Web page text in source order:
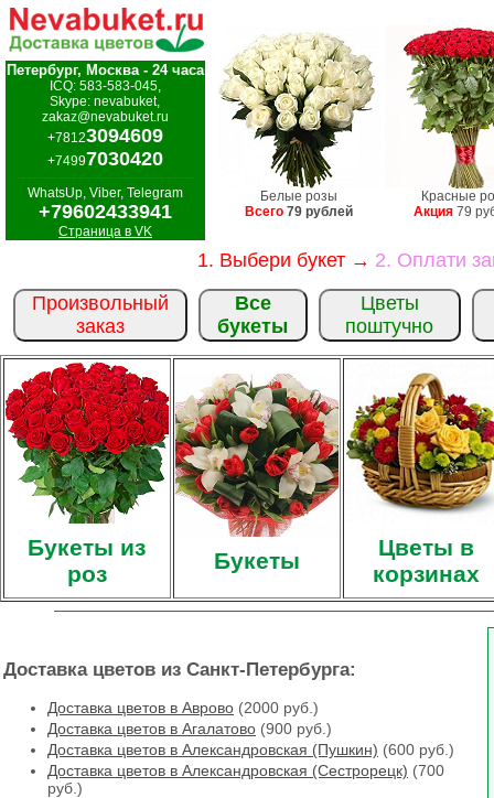
Петербург, Москва - 24 часа
ICQ: 583-583-045,
Skype: nevabuket,
zakaz@nevabuket.ru
+78123094609
+74997030420
WhatsUp, Viber, Telegram
+79602433941
Страница в VK
Белые розы
Всего 79 рублей
Красные
Акция 79
1. Выбери букет → 2. Оплати
Произвольный
заказ
Все
букеты
Цветы
поштучно
Букеты из
роз
Букеты
Цветы в
корзинах
Доставка цветов из Санкт-Петербурга:
Доставка цветов в Аврово (2000 руб.)
Доставка цветов в Агалатово (900 руб.)
Доставка цветов в Александровская (Пушкин) (600 руб.)
Доставка цветов в Александровская (Сестрорецк) (700
руб.)